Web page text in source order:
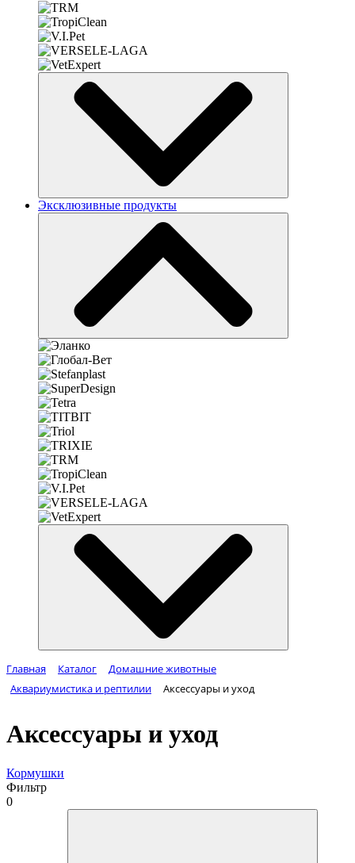
Эксклюзивные продукты
Главная Каталог
Домашние животные
Аквариумистика и рептилии
Аксессуары и уход
Аксессуары и уход
Кормушки
Фильтр
0